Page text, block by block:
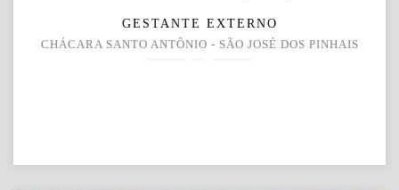
GESTANTE EXTERNO
CHÁCARA SANTO ANTÔNIO - SÃO JOSÉ DOS PINHAIS